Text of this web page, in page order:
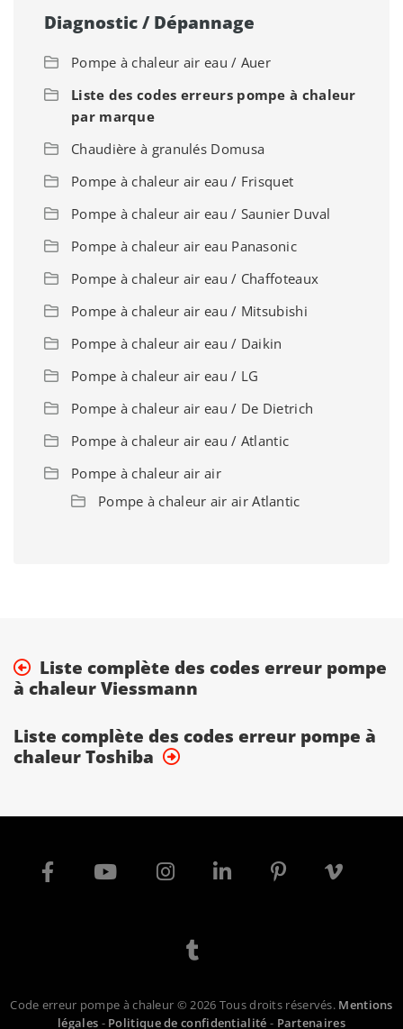
Diagnostic / Dépannage
Pompe à chaleur air eau / Auer
Liste des codes erreurs pompe à chaleur
par marque
Chaudière à granulés Domusa
Pompe à chaleur air eau / Frisquet
Pompe à chaleur air eau / Saunier Duval
Pompe à chaleur air eau Panasonic
Pompe à chaleur air eau / Chaffoteaux
Pompe à chaleur air eau / Mitsubishi
Pompe à chaleur air eau / Daikin
Pompe à chaleur air eau / LG
Pompe à chaleur air eau / De Dietrich
Pompe à chaleur air eau / Atlantic
Pompe à chaleur air air
Pompe à chaleur air air Atlantic
Liste complète des codes erreur pompe
à chaleur Viessmann
Liste complète des codes erreur pompe à
chaleur Toshiba
Code erreur pompe à chaleur © 2026 Tous droits réservés. Mentions
légales - Politique de confidentialité - Partenaires